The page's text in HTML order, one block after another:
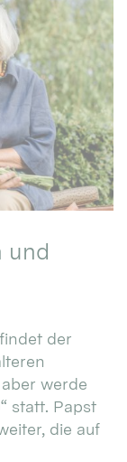
und
der
werde
statt. Papst
die auf